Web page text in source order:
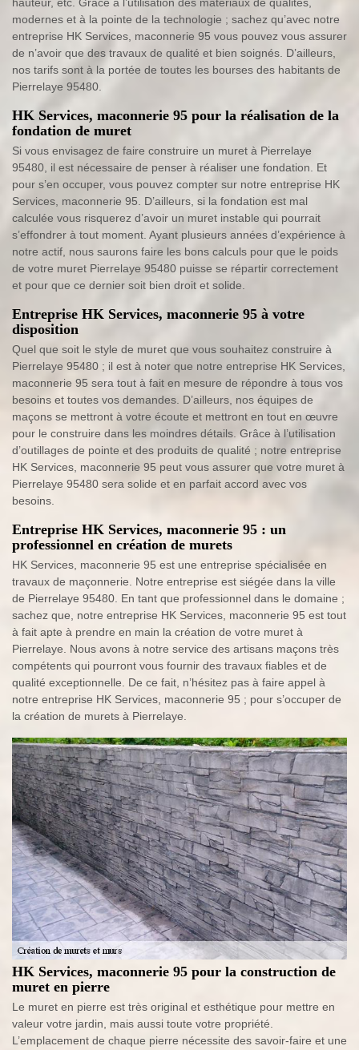
hauteur, etc. Grâce à l’utilisation des matériaux de qualités,
modernes et à la pointe de la technologie ; sachez qu’avec notre
entreprise HK Services, maconnerie 95 vous pouvez vous assurer
de n’avoir que des travaux de qualité et bien soignés. D’ailleurs,
nos tarifs sont à la portée de toutes les bourses des habitants de
Pierrelaye 95480.
HK Services, maconnerie 95 pour la réalisation de la
fondation de muret
Si vous envisagez de faire construire un muret à Pierrelaye
95480, il est nécessaire de penser à réaliser une fondation. Et
pour s’en occuper, vous pouvez compter sur notre entreprise HK
Services, maconnerie 95. D’ailleurs, si la fondation est mal
calculée vous risquerez d’avoir un muret instable qui pourrait
s’effondrer à tout moment. Ayant plusieurs années d’expérience à
notre actif, nous saurons faire les bons calculs pour que le poids
de votre muret Pierrelaye 95480 puisse se répartir correctement
et pour que ce dernier soit bien droit et solide.
Entreprise HK Services, maconnerie 95 à votre
disposition
Quel que soit le style de muret que vous souhaitez construire à
Pierrelaye 95480 ; il est à noter que notre entreprise HK Services,
maconnerie 95 sera tout à fait en mesure de répondre à tous vos
besoins et toutes vos demandes. D’ailleurs, nos équipes de
maçons se mettront à votre écoute et mettront en tout en œuvre
pour le construire dans les moindres détails. Grâce à l’utilisation
d’outillages de pointe et des produits de qualité ; notre entreprise
HK Services, maconnerie 95 peut vous assurer que votre muret à
Pierrelaye 95480 sera solide et en parfait accord avec vos
besoins.
Entreprise HK Services, maconnerie 95 : un
professionnel en création de murets
HK Services, maconnerie 95 est une entreprise spécialisée en
travaux de maçonnerie. Notre entreprise est siégée dans la ville
de Pierrelaye 95480. En tant que professionnel dans le domaine ;
sachez que, notre entreprise HK Services, maconnerie 95 est tout
à fait apte à prendre en main la création de votre muret à
Pierrelaye. Nous avons à notre service des artisans maçons très
compétents qui pourront vous fournir des travaux fiables et de
qualité exceptionnelle. De ce fait, n’hésitez pas à faire appel à
notre entreprise HK Services, maconnerie 95 ; pour s’occuper de
la création de murets à Pierrelaye.
HK Services, maconnerie 95 pour la construction de
muret en pierre
Le muret en pierre est très original et esthétique pour mettre en
valeur votre jardin, mais aussi toute votre propriété.
L’emplacement de chaque pierre nécessite des savoir-faire et une